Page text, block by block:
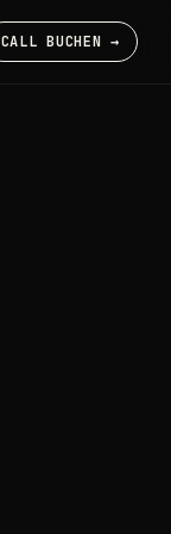
CALL BUCHEN →